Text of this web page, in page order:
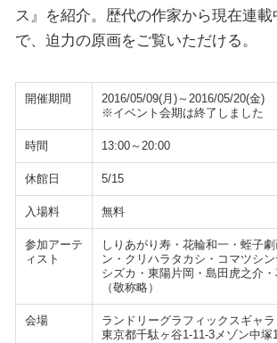
ス』を紹介。歴代の作家から現在連載
で、迫力の原画をご覧いただける。
開催期間
2016/05/09(月)～2016/05/20(金)
※イベント会期は終了しました
時間 13:00～20:00
休館日 5/15
入場料 無料
参加アーテ
ィスト
しりあがり寿・花輪和一・蛭子
ン・クリハラタカシ・コマツシ
シズカ・東陽片岡・島田虎之介・
（敬称略）
会場
ランドリーグラフィックスギャラ
東京都千駄ヶ谷1-11-3メゾン中塚